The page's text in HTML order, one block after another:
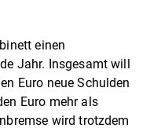
einen
Jahr. Insgesamt will
Euro neue Schulden
Euro mehr als
wird trotzdem